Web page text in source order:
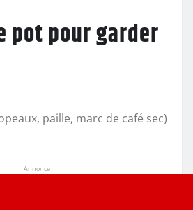
pot pour garder
paille, marc de café sec)
Annonce